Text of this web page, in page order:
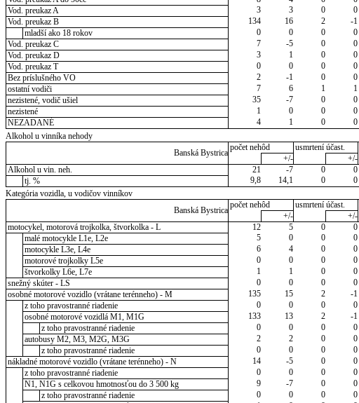
Vod. preukaz A
3 3 0 0
Vod. preukaz B
134 16 2 -1
mladší ako 18 rokov
0 0 0 0
Vod. preukaz C
7 -5 0 0
Vod. preukaz D
3 1 0 0
Vod. preukaz T
0 0 0 0
Bez príslušného VO
2 -1 0 0
ostatní vodiči
7 6 1 1
nezistené, vodič ušiel
35 -7 0 0
nezistené
1 0 0 0
NEZADANÉ
4 1 0 0
Alkohol u vinníka nehody
Banská Bystrica
počet nehôd usmrtení účast.
+/-
+/-
Alkohol u vin. neh.
21 -7 0 0
tj. %
9,8 14,1 0 0
Kategória vozidla, u vodičov vinníkov
Banská Bystrica
počet nehôd usmrtení účast.
+/-
+/-
motocykel, motorová trojkolka, štvorkolka - L
12 5 0 0
malé motocykle L1e, L2e
5 0 0 0
motocykle L3e, L4e
6 4 0 0
motorové trojkolky L5e
0 0 0 0
štvorkolky L6e, L7e
1 1 0 0
snežný skúter - LS
0 0 0 0
osobné motorové vozidlo (vrátane terénneho) - M
135 15 2 -1
z toho pravostranné riadenie
0 0 0 0
osobné motorové vozidlá M1, M1G
133 13 2 -1
z toho pravostranné riadenie
0 0 0 0
autobusy M2, M3, M2G, M3G
2 2 0 0
z toho pravostranné riadenie
0 0 0 0
nákladné motorové vozidlo (vrátane terénneho) - N
14 -5 0 0
z toho pravostranné riadenie
0 0 0 0
N1, N1G s celkovou hmotnosťou do 3 500 kg
9 -7 0 0
z toho pravostranné riadenie
0 0 0 0